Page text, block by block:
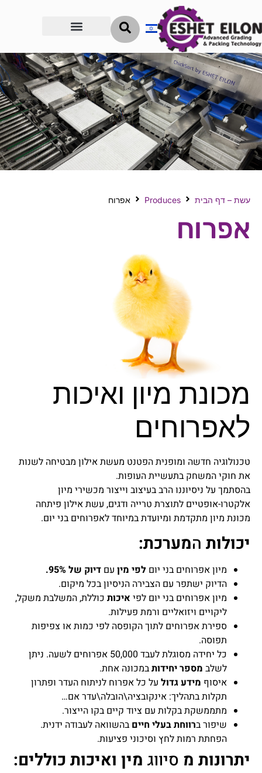
עשת – דף הבית Produces אפרוח
אפרוח
מכונת מיון ואיכות
לאפרוחים
טכנולוגיה חדשה ומופנית הפטנט מעשת אילון מבטיחה לשנות
את חוקי המשחק בתעשיית העופות.
בהסתמך על ניסיוננו הרב בעיצוב וייצור מכשירי מיון
אלקטרו-אופטיים לתוצרת טרייה ודגים, עשת אילון פיתחה
מכונת מיון מתקדמת ומיועדת במיוחד לאפרוחים בני יום.
יכולות המערכת:
מיון אפרוחים בני יום לפי מין עם דיוק של 95%.
הדיוק ישתפר עם הצבירה הניסיון בכל מיקום.
מיון אפרוחים בני יום לפי איכות כוללת, המשלבת משקל,
ליקויים ויזואליים ורמת פעילות.
ספירת אפרוחים לתוך הקופסה לפי כמות או צפיפות
תפוסה.
כל יחידה מסוגלת לעבד 50,000 אפרוחים לשעה. ניתן
לשלב מספר יחידותבמכונה אחת.
איסוף מידע גדול על כל אפרוח לניתוח העדר ופתרון
תקלות בתהליך: אינקובציה\הובלה\עדר אם…
מתממשקת בקלות עם ציוד קיים בקו הייצור.
שיפור ברווחת בעלי חיים בהשוואה לעבודה ידנית.
הפחתת רמות לחץ וסיכוני פציעות.
יתרונות מ סיווג מין ואיכות כוללים: